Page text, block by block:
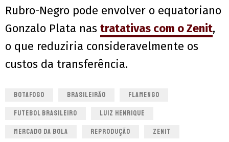
Rubro-Negro pode envolver o equatoriano
Gonzalo Plata nas tratativas com o Zenit,
o que reduziria consideravelmente os
custos da transferência.
BOTAFOGO BRASILEIRÃO FLAMENGO
FUTEBOL BRASILEIRO LUIZ HENRIQUE
MERCADO DA BOLA REPRODUÇÃO ZENIT